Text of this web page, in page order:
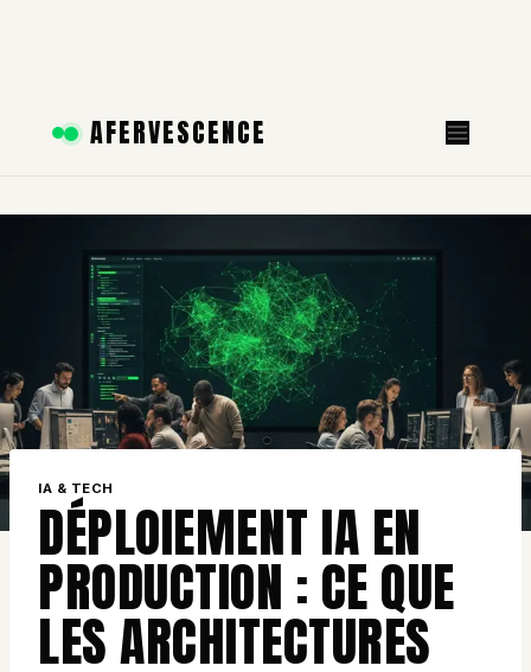
AFERVESCENCE
IA & TECH
DÉPLOIEMENT IA EN
PRODUCTION : CE QUE
LES ARCHITECTURES